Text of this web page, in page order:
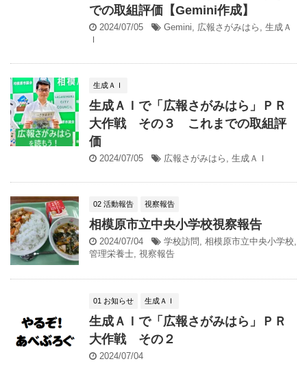
での取組評価【Gemini作成】
2024/07/05 Gemini, 広報さがみはら , 生成Ａ
Ｉ
生成ＡＩ
生成ＡＩで「広報さがみはら」ＰＲ
大作戦 その３ これまでの取組評
価
2024/07/05 広報さがみはら , 生成ＡＩ
02 活動報告 視察報告
相模原市立中央小学校視察報告
2024/07/04 学校訪問 , 相模原市立中央小学校,
管理栄養士, 視察報告
01 お知らせ 生成ＡＩ
生成ＡＩで「広報さがみはら」ＰＲ
大作戦 その２
2024/07/04